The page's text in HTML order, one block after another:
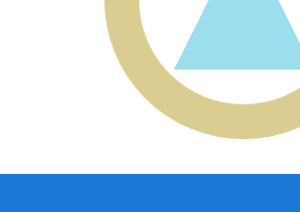
Entendemos que, quando se trata